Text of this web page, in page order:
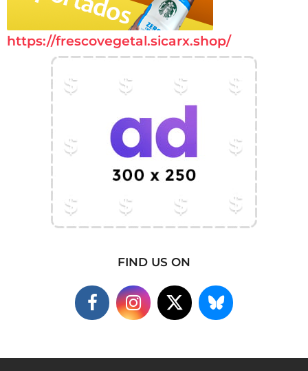
https://frescovegetal.sicarx.shop/
FIND US ON